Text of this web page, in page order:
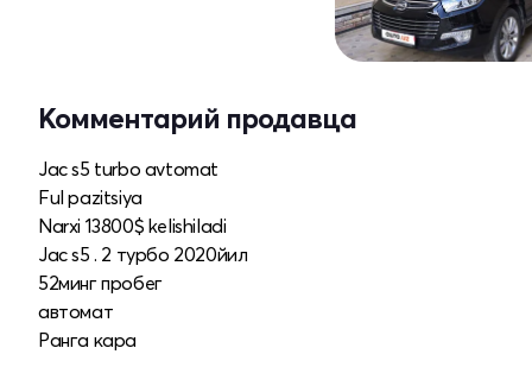
Комментарий продавца
Jac s5 turbo avtomat
Ful pazitsiya
Narxi 13800$ kelishiladi
Jac s5 . 2 турбо 2020йил
52минг пробег
автомат
Ранга кара